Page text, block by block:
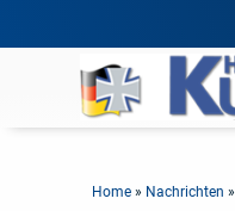
Home » Nachrichten »